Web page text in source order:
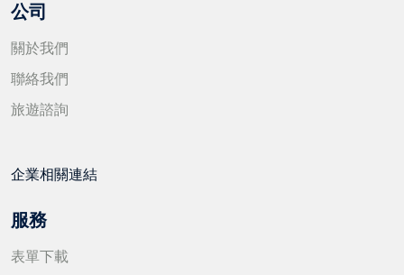
公司
關於我們
聯絡我們
旅遊諮詢
企業相關連結
服務
表單下載